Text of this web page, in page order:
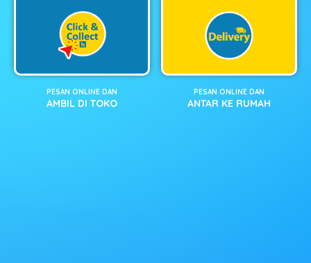
PESAN ONLINE DAN
AMBIL DI TOKO
PESAN ONLINE DAN
ANTAR KE RUMAH